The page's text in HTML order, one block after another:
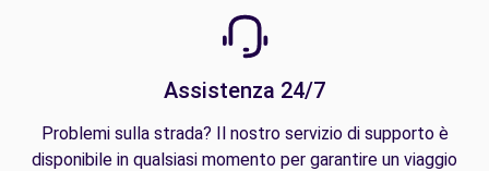
Assistenza 24/7
Problemi sulla strada? Il nostro servizio di supporto è
disponibile in qualsiasi momento per garantire un viaggio